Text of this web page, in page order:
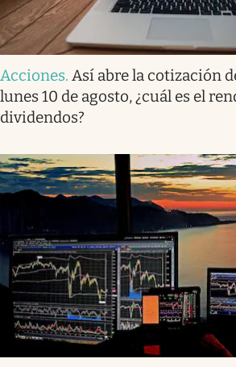
Acciones. Así abre la cotización
lunes 10 de agosto, ¿cuál es el
dividendos?